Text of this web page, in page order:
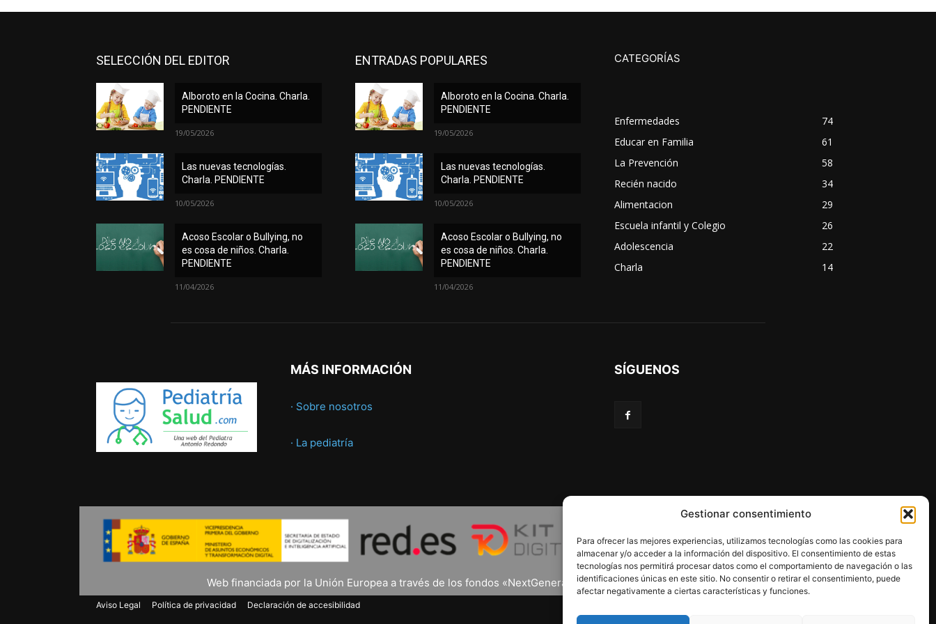
Gestionar consentimiento
Para ofrecer las mejores experiencias, utilizamos tecnologías como las cookies para
almacenar y/o acceder a la información del dispositivo. El consentimiento de estas
tecnologías nos permitirá procesar datos como el comportamiento de navegación o las
identificaciones únicas en este sitio. No consentir o retirar el consentimiento, puede
afectar negativamente a ciertas características y funciones.
SELECCIÓN DEL EDITOR
Alboroto en la Cocina. Charla.
PENDIENTE
19/05/2026
Las nuevas tecnologías.
Charla. PENDIENTE
10/05/2026
Acoso Escolar o Bullying, no
es cosa de niños. Charla.
PENDIENTE
11/04/2026
ENTRADAS POPULARES
Alboroto en la Cocina. Charla.
PENDIENTE
19/05/2026
Las nuevas tecnologías.
Charla. PENDIENTE
10/05/2026
Acoso Escolar o Bullying, no
es cosa de niños. Charla.
PENDIENTE
11/04/2026
CATEGORÍAS
Enfermedades
74
Educar en Familia
61
La Prevención
58
Recién nacido
34
Alimentacion
29
Escuela infantil y Colegio
26
Adolescencia
22
Charla
14
MÁS INFORMACIÓN
· Sobre nosotros
· La pediatría
SÍGUENOS
Web financiada por la Unión Europea a través de los fondos «NextGenerationEU» y el programa Kit Digital.
Aviso Legal Política de privacidad Declaración de accesibilidad